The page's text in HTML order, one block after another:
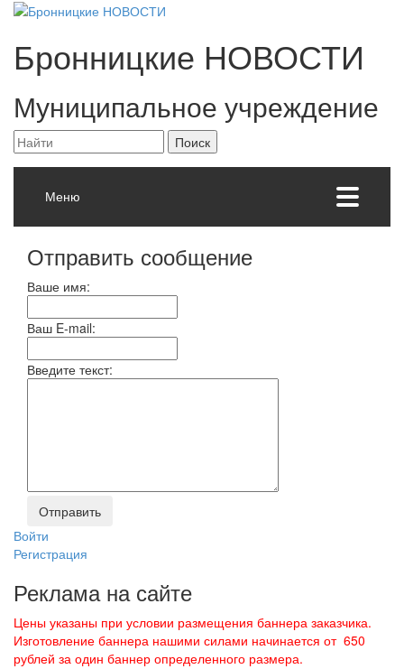
Бронницкие НОВОСТИ
Муниципальное учреждение
Меню
Отправить сообщение
Ваше имя:
Ваш E-mail:
Введите текст:
Войти
Регистрация
Реклама на сайте
Цены указаны при условии размещения баннера заказчика.
Изготовление баннера нашими силами начинается от 650
рублей за один баннер определенного размера.